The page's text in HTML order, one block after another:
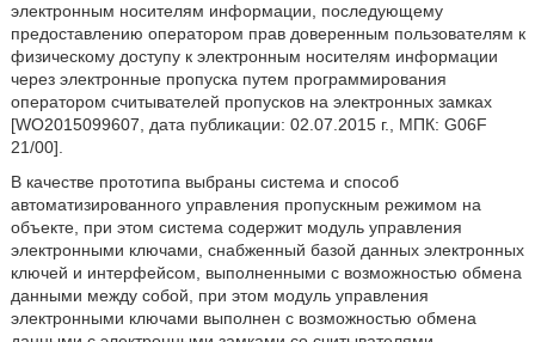
электронным носителям информации, последующему
предоставлению оператором прав доверенным пользователям к
физическому доступу к электронным носителям информации
через электронные пропуска путем программирования
оператором считывателей пропусков на электронных замках
[WO2015099607, дата публикации: 02.07.2015 г., МПК: G06F
21/00].
В качестве прототипа выбраны система и способ
автоматизированного управления пропускным режимом на
объекте, при этом система содержит модуль управления
электронными ключами, снабженный базой данных электронных
ключей и интерфейсом, выполненными с возможностью обмена
данными между собой, при этом модуль управления
электронными ключами выполнен с возможностью обмена